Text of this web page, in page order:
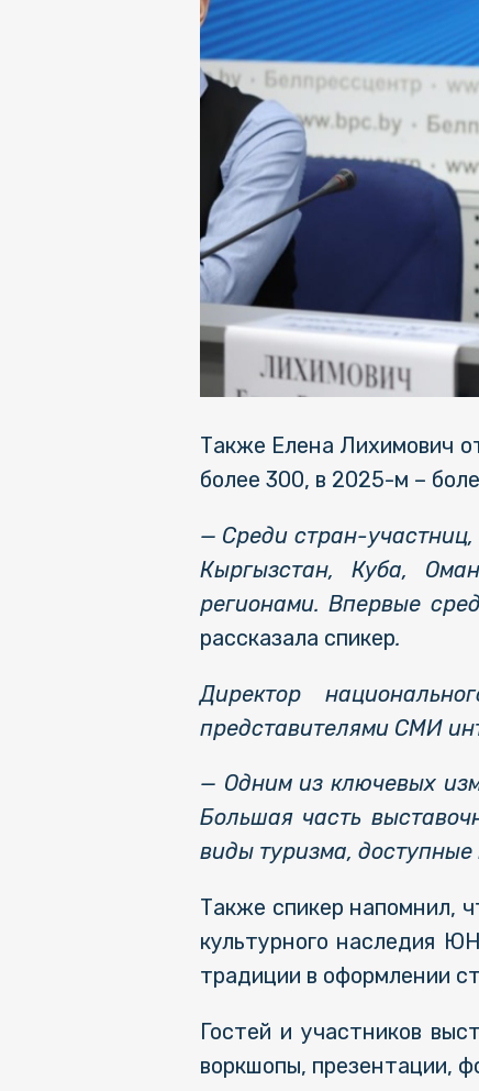
Также Елена Лихимович
более 300, в 2025-м –
— Среди стран-
Кыргызстан, Куба,
регионами. Впервые
рассказала спикер.
Директор
представителями СМИ
— Одним из ключевых
Большая часть
виды туризма, доступные
Также спикер напомнил,
культурного наследия
традиции в оформлении
Гостей и участников
воркшопы, презентации,